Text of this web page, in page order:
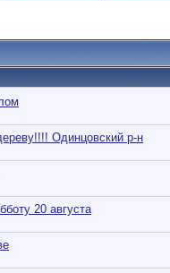
Одинцовский р-н
20 августа